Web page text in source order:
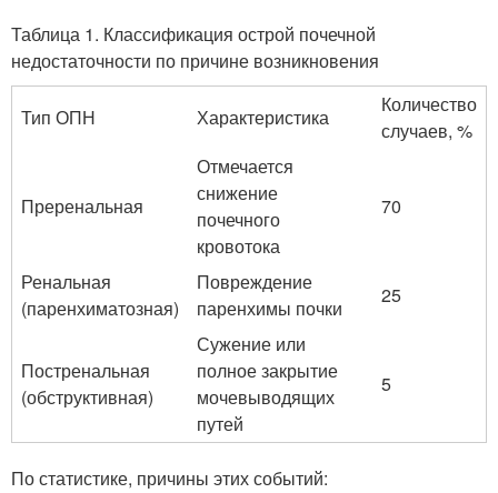
Таблица 1. Классификация острой почечной
недостаточности по причине возникновения
Тип ОПН Характеристика
Количество
случаев, %
Преренальная
Отмечается
снижение
почечного
кровотока
70
Ренальная
(паренхиматозная)
Повреждение
паренхимы почки
25
Постренальная
(обструктивная)
Сужение или
полное закрытие
мочевыводящих
путей
5
По статистике, причины этих событий: